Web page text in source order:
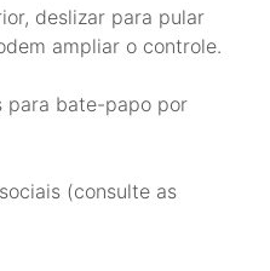
deslizar para pular
ampliar o controle.
para bate-papo por
(consulte as